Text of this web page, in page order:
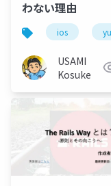
わない理由
ios
USAMI
Kosuke